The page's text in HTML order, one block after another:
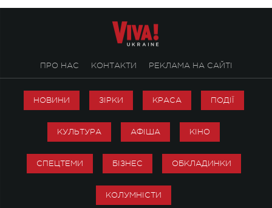
ПРО НАС КОНТАКТИ РЕКЛАМА НА САЙТІ
НОВИНИ ЗІРКИ КРАСА ПОДІЇ
КУЛЬТУРА АФІША КІНО
СПЕЦТЕМИ БІЗНЕС ОБКЛАДИНКИ
КОЛУМНІСТИ